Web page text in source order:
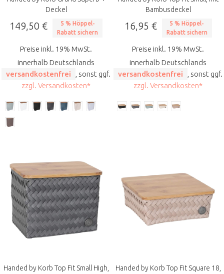
Deckel
149,50 €
5 % Höppel-
Rabatt sichern
Preise inkl. 19% MwSt.
innerhalb Deutschlands
versandkostenfrei
, sonst ggf.
zzgl. Versandkosten*
Bambusdeckel
16,95 €
5 % Höppel-
Rabatt sichern
Preise inkl. 19% MwSt.
innerhalb Deutschlands
versandkostenfrei
, sonst ggf.
zzgl. Versandkosten*
Handed by Korb Top Fit Small High,
Handed by Korb Top Fit Square 18,